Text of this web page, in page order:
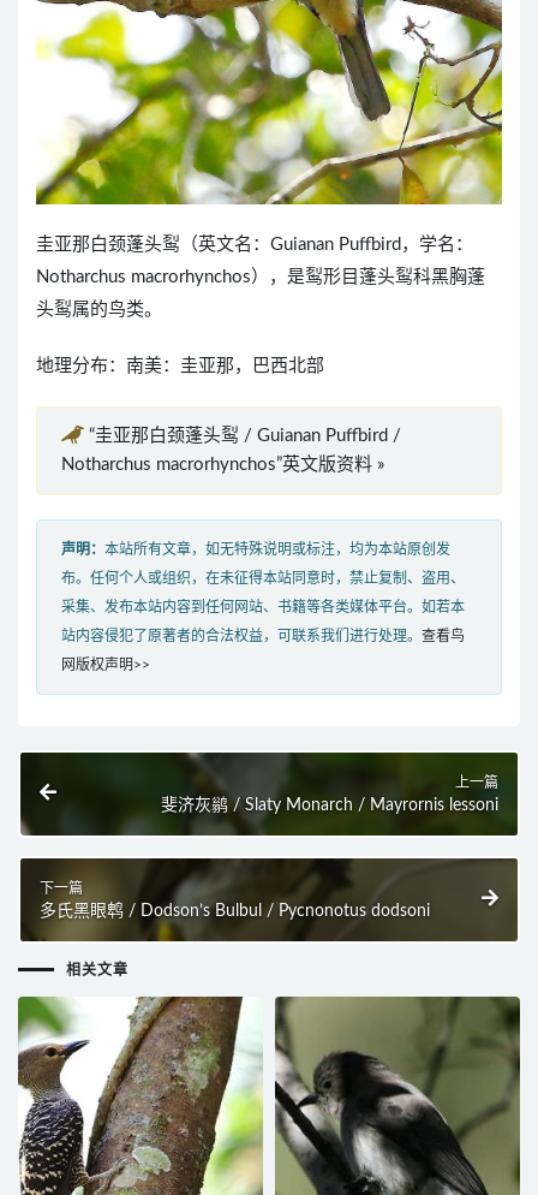
圭亚那白颈蓬头䴕（英文名：Guianan Puffbird，学名：
Notharchus macrorhynchos），是䴕形目蓬头䴕科黑胸蓬
头䴕属的鸟类。
地理分布：南美：圭亚那，巴西北部
“圭亚那白颈蓬头䴕 / Guianan Puffbird /
Notharchus macrorhynchos”英文版资料 »
声明： 本站所有文章，如无特殊说明或标注，均为本站原创发
布。任何个人或组织，在未征得本站同意时，禁止复制、盗用、
采集、发布本站内容到任何网站、书籍等各类媒体平台。如若本
站内容侵犯了原著者的合法权益，可联系我们进行处理。 查看鸟
网版权声明>>
上一篇
斐济灰鹟 / Slaty Monarch / Mayrornis lessoni
下一篇
多氏黑眼鹎 / Dodson’s Bulbul / Pycnonotus dodsoni
相关文章